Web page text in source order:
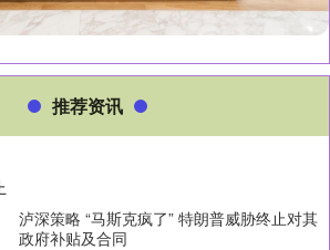
推荐资讯
泸深策略 “马斯克疯了” 特朗普威胁终止对其
政府补贴及合同